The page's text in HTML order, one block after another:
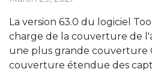
La version 63.0 du logiciel
charge de la couverture de
une plus grande couverture
couverture étendue des